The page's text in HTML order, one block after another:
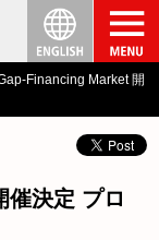
Financing Market 開
決定 プロ